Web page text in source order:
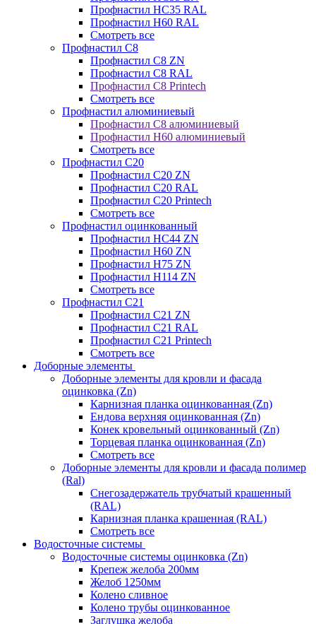
Профнастил НС35 RAL
Профнастил Н60 RAL
Смотреть все
Профнастил C8
Профнастил С8 ZN
Профнастил С8 RAL
Профнастил С8 Printech
Смотреть все
Профнастил алюминиевый
Профнастил С8 алюминиевый
Профнастил Н60 алюминиевый
Смотреть все
Профнастил C20
Профнастил С20 ZN
Профнастил С20 RAL
Профнастил С20 Printech
Смотреть все
Профнастил оцинкованный
Профнастил НС44 ZN
Профнастил Н60 ZN
Профнастил Н75 ZN
Профнастил Н114 ZN
Смотреть все
Профнастил C21
Профнастил С21 ZN
Профнастил С21 RAL
Профнастил С21 Printech
Смотреть все
Доборные элементы
Доборные элементы для кровли и фасада
оцинковка (Zn)
Карнизная планка оцинкованная (Zn)
Ендова верхняя оцинкованная (Zn)
Конек кровельный оцинкованный (Zn)
Торцевая планка оцинкованная (Zn)
Смотреть все
Доборные элементы для кровли и фасада полимер
(Ral)
Снегозадержатель трубчатый крашенный
(RAL)
Карнизная планка крашенная (RAL)
Смотреть все
Водосточные системы
Водосточные системы оцинковка (Zn)
Крепеж желоба 200мм
Желоб 1250мм
Колено сливное
Колено трубы оцинкованное
Заглушка желоба